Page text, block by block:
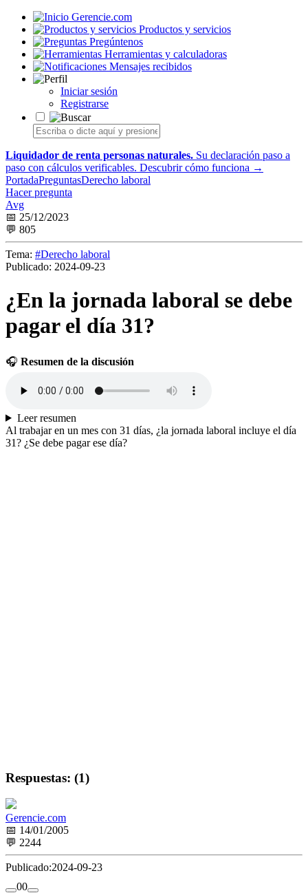
Gerencie.com
Productos y servicios
Pregúntenos
Herramientas y calculadoras
Mensajes recibidos
Iniciar sesión
Registrarse
Liquidador de renta personas naturales. Su declaración paso a
paso con cálculos verificables. Descubrir cómo funciona →
PortadaPreguntasDerecho laboral
Hacer pregunta
Avg
📅 25/12/2023
💬 805
Tema: #Derecho laboral
Publicado: 2024-09-23
¿En la jornada laboral se debe
pagar el día 31?
🎧 Resumen de la discusión
Leer resumen
Al trabajar en un mes con 31 días, ¿la jornada laboral incluye el día
31? ¿Se debe pagar ese día?
Respuestas: (1)
Gerencie.com
📅 14/01/2005
💬 2244
Publicado:2024-09-23
00